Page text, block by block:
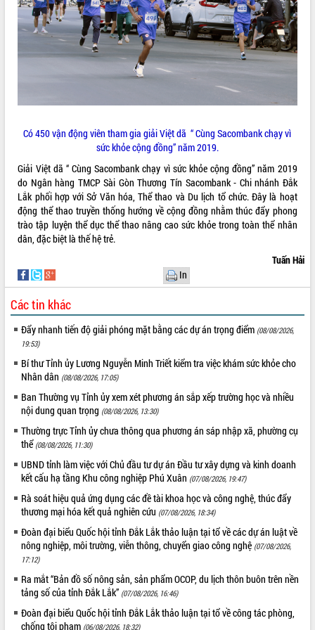
món ăn từ sầu riêng
Đắk Lắk công bố Quy hoạch và xúc
tiến đầu tư tỉnh
Ngành cá ngừ Đắk Lắk chủ động thích
ứng để giữ vững thị trường xuất khẩu
cải cách hành chính tỉnh Đắk Lắk
Kết nối tour, đẩy mạnh chuyển đổi số
để phát triển du lịch Đắk Lắk
Khởi động Dự án Đầu tư xây dựng hạ
tầng kỹ thuật Cụm công nghiệp Tân
Tiến
Gặp mặt các cơ quan báo chí nhân Kỷ
niệm 101 năm Ngày Báo chí Cách
Đắk Lắk sơ kết 4 năm triển khai thực
hiện Đề án 06 của Chính phủ
Họp báo thông tin về Hội nghị Công bố
Quy hoạch và Xúc tiến đầu tư tỉnh Đắk
Lắk
Khơi thông điểm nghẽn, đẩy nhanh
giải ngân vốn khắc phục thiên tai
HĐND tỉnh thông qua điều chỉnh Quy
hoạch tỉnh thời kỳ 2021-2030
Hội thảo góp ý hồ sơ điều chỉnh quy
hoạch tỉnh Đắk Lắk thời kỳ 2021-2030,
tầm nhìn đến năm 2050
Nâng cao hiệu quả hoạt động của các
doanh nghiệp nhà nước
truyền số liệu chuyên dùng phục vụ cơ
quan Đảng, Nhà nước
Lễ phát động chuỗi hoạt động chung
tay làm sạch môi trường
Xã Ea Kar bước chuyển mình trong
công tác cải cách hành chính mô hình
mới
UBND tỉnh họp báo định kỳ tháng 4
năm 2026
Có 450 vận động viên tham gia giải Việt dã “ Cùng Sacombank chạy vì
sức khỏe cộng đồng” năm 2019.
Giải Việt dã “ Cùng Sacombank chạy vì sức khỏe cộng đồng” năm 2019
do Ngân hàng TMCP Sài Gòn Thương Tín Sacombank - Chi nhánh Đắk
Lắk phối hợp với Sở Văn hóa, Thể thao và Du lịch tổ chức. Đây là hoạt
động thể thao truyền thống hướng về cộng đồng nhằm thúc đẩy phong
trào tập luyện thể dục thể thao nâng cao sức khỏe trong toàn thể nhân
dân, đặc biệt là thế hệ trẻ.
Tuấn Hải
In
Các tin khác
Đẩy nhanh tiến độ giải phóng mặt bằng các dự án trọng điểm (08/08/2026,
19:53)
Bí thư Tỉnh ủy Lương Nguyễn Minh Triết kiểm tra việc khám sức khỏe cho
Nhân dân (08/08/2026, 17:05)
Ban Thường vụ Tỉnh ủy xem xét phương án sắp xếp trường học và nhiều
nội dung quan trọng (08/08/2026, 13:30)
Thường trực Tỉnh ủy chưa thông qua phương án sáp nhập xã, phường cụ
thể (08/08/2026, 11:30)
UBND tỉnh làm việc với Chủ đầu tư dự án Đầu tư xây dựng và kinh doanh
kết cấu hạ tầng Khu công nghiệp Phú Xuân (07/08/2026, 19:47)
Rà soát hiệu quả ứng dụng các đề tài khoa học và công nghệ, thúc đẩy
thương mại hóa kết quả nghiên cứu (07/08/2026, 18:34)
Đoàn đại biểu Quốc hội tỉnh Đắk Lắk thảo luận tại tổ về các dự án luật về
nông nghiệp, môi trường, viễn thông, chuyển giao công nghệ (07/08/2026,
17:12)
Ra mắt “Bản đồ số nông sản, sản phẩm OCOP, du lịch thôn buôn trên nền
tảng số của tỉnh Đắk Lắk” (07/08/2026, 16:46)
Đoàn đại biểu Quốc hội tỉnh Đắk Lắk thảo luận tại tổ về công tác phòng,
chống tội phạm (06/08/2026, 18:32)